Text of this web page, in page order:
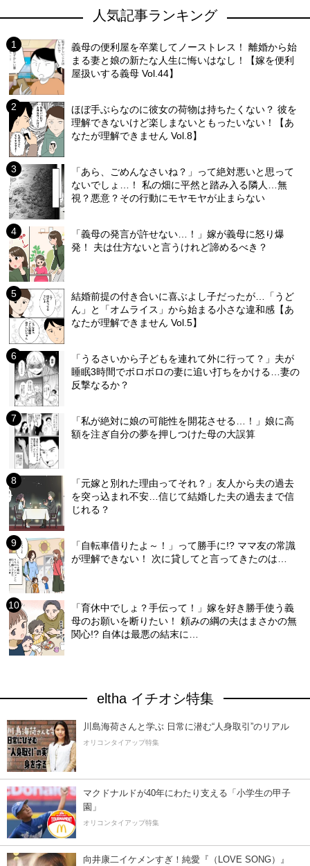
人気記事ランキング
義母の便利屋を卒業してノーストレス！ 離婚から始
まる妻と娘の新たな人生に悔いはなし！【嫁を便利
屋扱いする義母 Vol.44】
ほぼ手ぶらなのに彼女の荷物は持ちたくない？ 彼を
理解できないけど楽しまないともったいない！【あ
なたが理解できません Vol.8】
「あら、ごめんなさいね？」って絶対悪いと思って
ないでしょ…！ 私の畑に平然と踏み入る隣人…無
視？悪意？その行動にモヤモヤが止まらない
「義母の発言が許せない…！」嫁が義母に怒り爆
発！ 夫は仕方ないと言うけれど諦めるべき？
結婚前提の付き合いに喜ぶよし子だったが…「うど
ん」と「オムライス」から始まる小さな違和感【あ
なたが理解できません Vol.5】
「うるさいから子どもを連れて外に行って？」夫が
睡眠3時間でボロボロの妻に追い打ちをかける…妻の
反撃なるか？
「私が絶対に娘の可能性を開花させる…！」娘に高
額を注ぎ自分の夢を押しつけた母の大誤算
「元嫁と別れた理由ってそれ？」友人から夫の過去
を突っ込まれ不安…信じて結婚した夫の過去まで信
じれる？
「自転車借りたよ～！」って勝手に!? ママ友の常識
が理解できない！ 次に貸してと言ってきたのは…
「育休中でしょ？手伝って！」嫁を好き勝手使う義
母のお願いを断りたい！ 頼みの綱の夫はまさかの無
関心!? 自体は最悪の結末に…
eltha イチオシ特集
川島海荷さんと学ぶ 日常に潜む“人身取引”のリアル
オリコンタイアップ特集
マクドナルドが40年にわたり支える「小学生の甲子
園」
オリコンタイアップ特集
向井康二イケメンすぎ！純愛『（LOVE SONG）』